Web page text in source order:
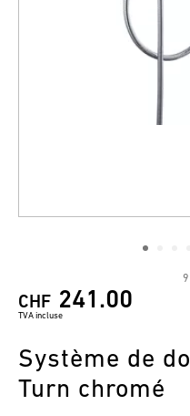
CHF 241.00
TVA incluse
Système de
Turn chromé